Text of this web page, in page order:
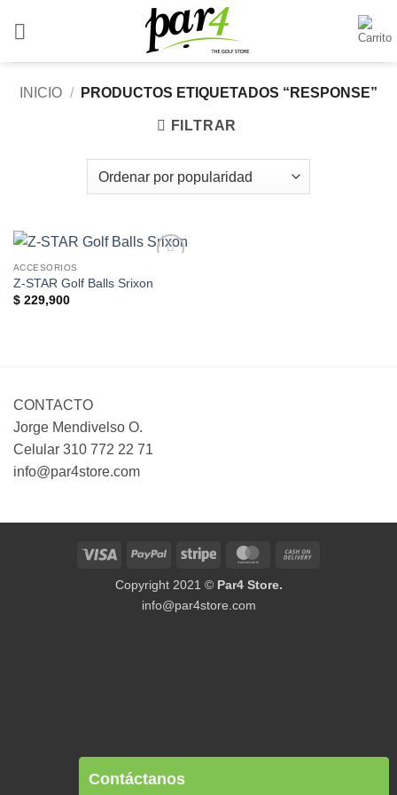
INICIO / PRODUCTOS ETIQUETADOS “RESPONSE”
FILTRAR
Wishlist
ACCESORIOS
Z-STAR Golf Balls Srixon
$229,900
CONTACTO
Jorge Mendivelso O.
Celular 310 772 22 71
info@par4store.com
Visa PayPal Stripe MasterCard
Copyright 2021 © Par4 Store.
info@par4store.com
Contáctanos